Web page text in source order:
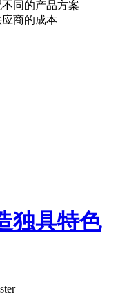
同的产品方案
商的成本
独具特色